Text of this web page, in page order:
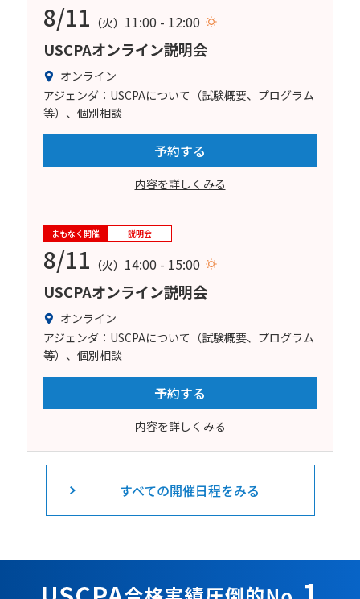
8/11 （火） 11:00 - 12:00
USCPAオンライン説明会
オンライン
アジェンダ：USCPAについて（試験概要、プログラム
等）、個別相談
予約する
内容を詳しくみる
まもなく開催 説明会
8/11 （火） 14:00 - 15:00
USCPAオンライン説明会
オンライン
アジェンダ：USCPAについて（試験概要、プログラム
等）、個別相談
予約する
内容を詳しくみる
すべての開催日程をみる